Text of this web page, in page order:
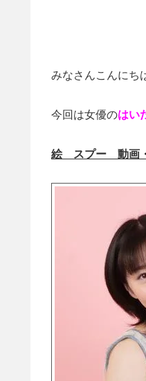
みなさんこんにち
今回は女優のはい
絵 スプー 動画